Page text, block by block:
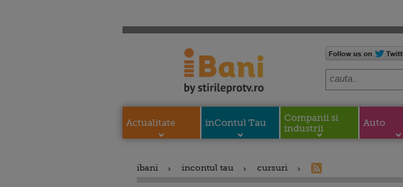
Actualitate inContul Tau
Companii si
industrii
Auto
ibani incontul tau cursuri